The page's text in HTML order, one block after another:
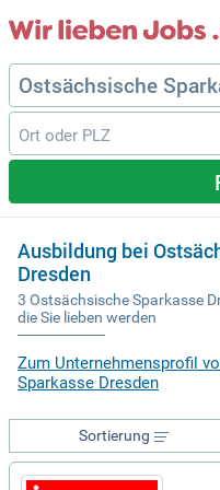
Ausbildung bei
Dresden
3 Ostsächsische Sparkasse
die Sie lieben werden
Zum Unternehmensprofil
Sparkasse Dresden
Sortierung